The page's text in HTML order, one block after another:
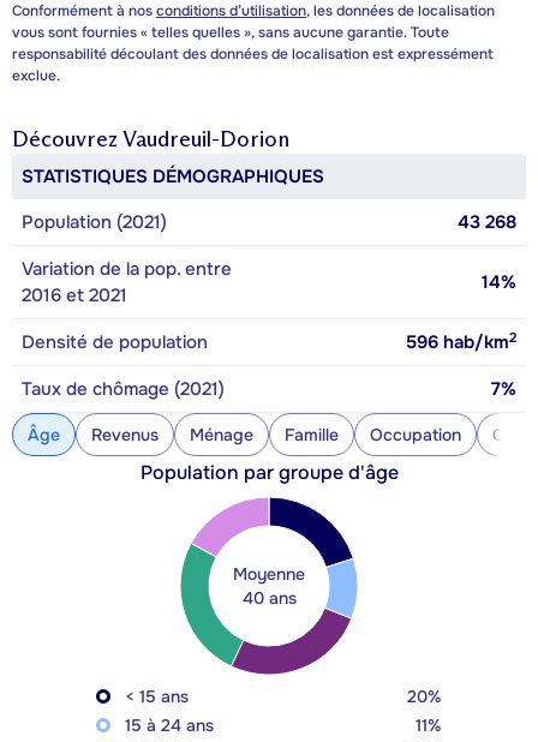
Conformément à nosconditions d’utilisation, les données de localisation
vous sont fournies « telles quelles », sans aucune garantie. Toute
responsabilité découlant des données de localisation est expressément
exclue.
Découvrez Vaudreuil-Dorion
STATISTIQUES DÉMOGRAPHIQUES
Population (2021)
43 268
Variation de la pop. entre
2016 et 2021
14%
Densité de population 596 hab/km2
Taux de chômage (2021) 7%
Âge Revenus Ménage Famille Occupation
Population par groupe d'âge
Moyenne
40 ans
< 15 ans
20%
15 à 24 ans
11%